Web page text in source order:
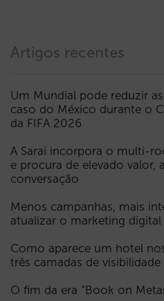
Artigos recentes
Um Mundial pode reduzir
caso do México durante o
da FIFA 2026
A Sarai incorpora o multi-
e procura de elevado valor,
conversação
Menos campanhas, mais
atualizar o marketing
Como aparece um hotel
três camadas de visibilidade
O fim da era “Book on